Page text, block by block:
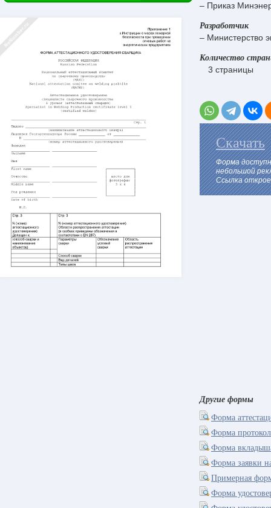
– Приказ
Разработчик
– Министерство
Количество
3 страницы
Скачать
Форма
небольшой
Ссылка
Другие формы
Форма
Форма
Форма
Форма заявки
Примерная
Форма